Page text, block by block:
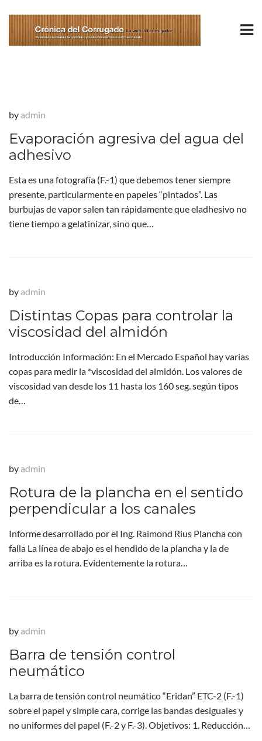
by admin
Evaporación agresiva del agua del
adhesivo
Esta es una fotografía (F.-1) que debemos tener siempre
presente, particularmente en papeles “pintados”. Las
burbujas de vapor salen tan rápidamente que eladhesivo no
tiene tiempo a gelatinizar, sino que…
by admin
Distintas Copas para controlar la
viscosidad del almidón
Introducción Información: En el Mercado Español hay varias
copas para medir la *viscosidad del almidón. Los valores de
viscosidad van desde los 11 hasta los 160 seg. según tipos
de…
by admin
Rotura de la plancha en el sentido
perpendicular a los canales
Informe desarrollado por el Ing. Raimond Rius Plancha con
falla La línea de abajo es el hendido de la plancha y la de
arriba es la rotura. Evidentemente la rotura…
by admin
Barra de tensión control
neumático
La barra de tensión control neumático “Eridan” ETC-2 (F.-1)
sobre el papel y simple cara, corrige las bandas desiguales y
no uniformes del papel (F.-2 y F.-3). Objetivos: 1. Reducción…